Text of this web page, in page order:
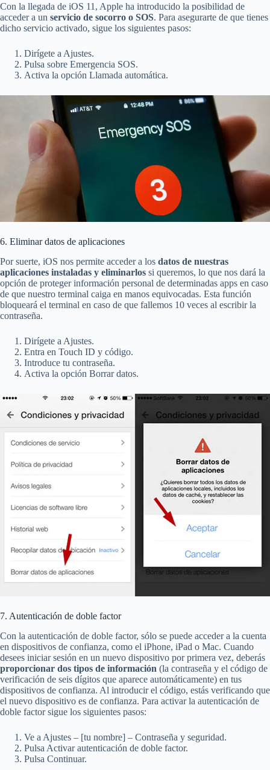
Con la llegada de iOS 11, Apple ha introducido la posibilidad de
acceder a un servicio de socorro o SOS. Para asegurarte de que tienes
dicho servicio activado, sigue los siguientes pasos:
Dirígete a Ajustes.
Pulsa sobre Emergencia SOS.
Activa la opción Llamada automática.
6. Eliminar datos de aplicaciones
Por suerte, iOS nos permite acceder a los datos de nuestras
aplicaciones instaladas y eliminarlos si queremos, lo que nos dará la
opción de proteger información personal de determinadas apps en caso
de que nuestro terminal caiga en manos equivocadas. Esta función
bloqueará el terminal en caso de que fallemos 10 veces al escribir la
contraseña.
Dirígete a Ajustes.
Entra en Touch ID y código.
Introduce tu contraseña.
Activa la opción Borrar datos.
7. Autenticación de doble factor
Con la autenticación de doble factor, sólo se puede acceder a la cuenta
en dispositivos de confianza, como el iPhone, iPad o Mac. Cuando
desees iniciar sesión en un nuevo dispositivo por primera vez, deberás
proporcionar dos tipos de información (la contraseña y el código de
verificación de seis dígitos que aparece automáticamente) en tus
dispositivos de confianza. Al introducir el código, estás verificando que
el nuevo dispositivo es de confianza. Para activar la autenticación de
doble factor sigue los siguientes pasos:
Ve a Ajustes – [tu nombre] – Contraseña y seguridad.
Pulsa Activar autenticación de doble factor.
Pulsa Continuar.